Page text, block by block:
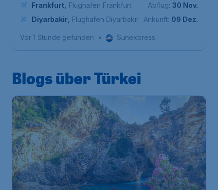
Frankfurt Flughafen Frankfurt
Diyarbakir Flughafen Diyarbakır
Abflug: 30 Nov.
Ankunft: 09 Dez.
Vor 1 Stunde gefunden • Sunexpress
Blogs über Türkei